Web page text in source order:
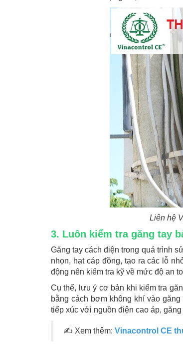
Liên hệ
3. Luôn kiểm tra găng tay
Găng tay cách điện trong quá trình
nhọn, hạt cáp đồng, tạo ra các lỗ
động nên kiểm tra kỹ về mức độ an
Cụ thể, lưu ý cơ bản khi kiểm tra
bằng cách bơm không khí vào
tiếp xúc với nguồn điện cao áp,
✍ Xem thêm: Vinacontrol CE